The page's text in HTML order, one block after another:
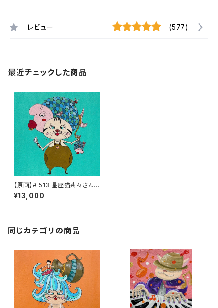
レビュー (577)
最近チェックした商品
【原画】# 513 星座猫茶々さん
魚座2
¥13,000
同じカテゴリの商品